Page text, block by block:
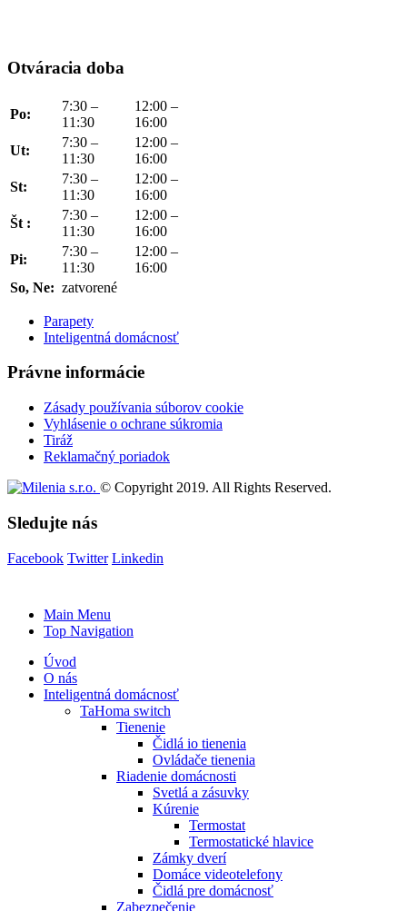
Otváracia doba
Po:
7:30 –
11:30
12:00 –
16:00
Ut:
7:30 –
11:30
12:00 –
16:00
St:
7:30 –
11:30
12:00 –
16:00
Št :
7:30 –
11:30
12:00 –
16:00
Pi:
7:30 –
11:30
12:00 –
16:00
So, Ne: zatvorené
Parapety
Inteligentná domácnosť
Právne informácie
Zásady používania súborov cookie
Vyhlásenie o ochrane súkromia
Tiráž
Reklamačný poriadok
© Copyright 2019. All Rights Reserved.
Sledujte nás
Facebook Twitter Linkedin
Main Menu
Top Navigation
Úvod
O nás
Inteligentná domácnosť
TaHoma switch
Tienenie
Čidlá io tienenia
Ovládače tienenia
Riadenie domácnosti
Svetlá a zásuvky
Kúrenie
Termostat
Termostatické hlavice
Zámky dverí
Domáce videotelefony
Čidlá pre domácnosť
Zabezpečenie